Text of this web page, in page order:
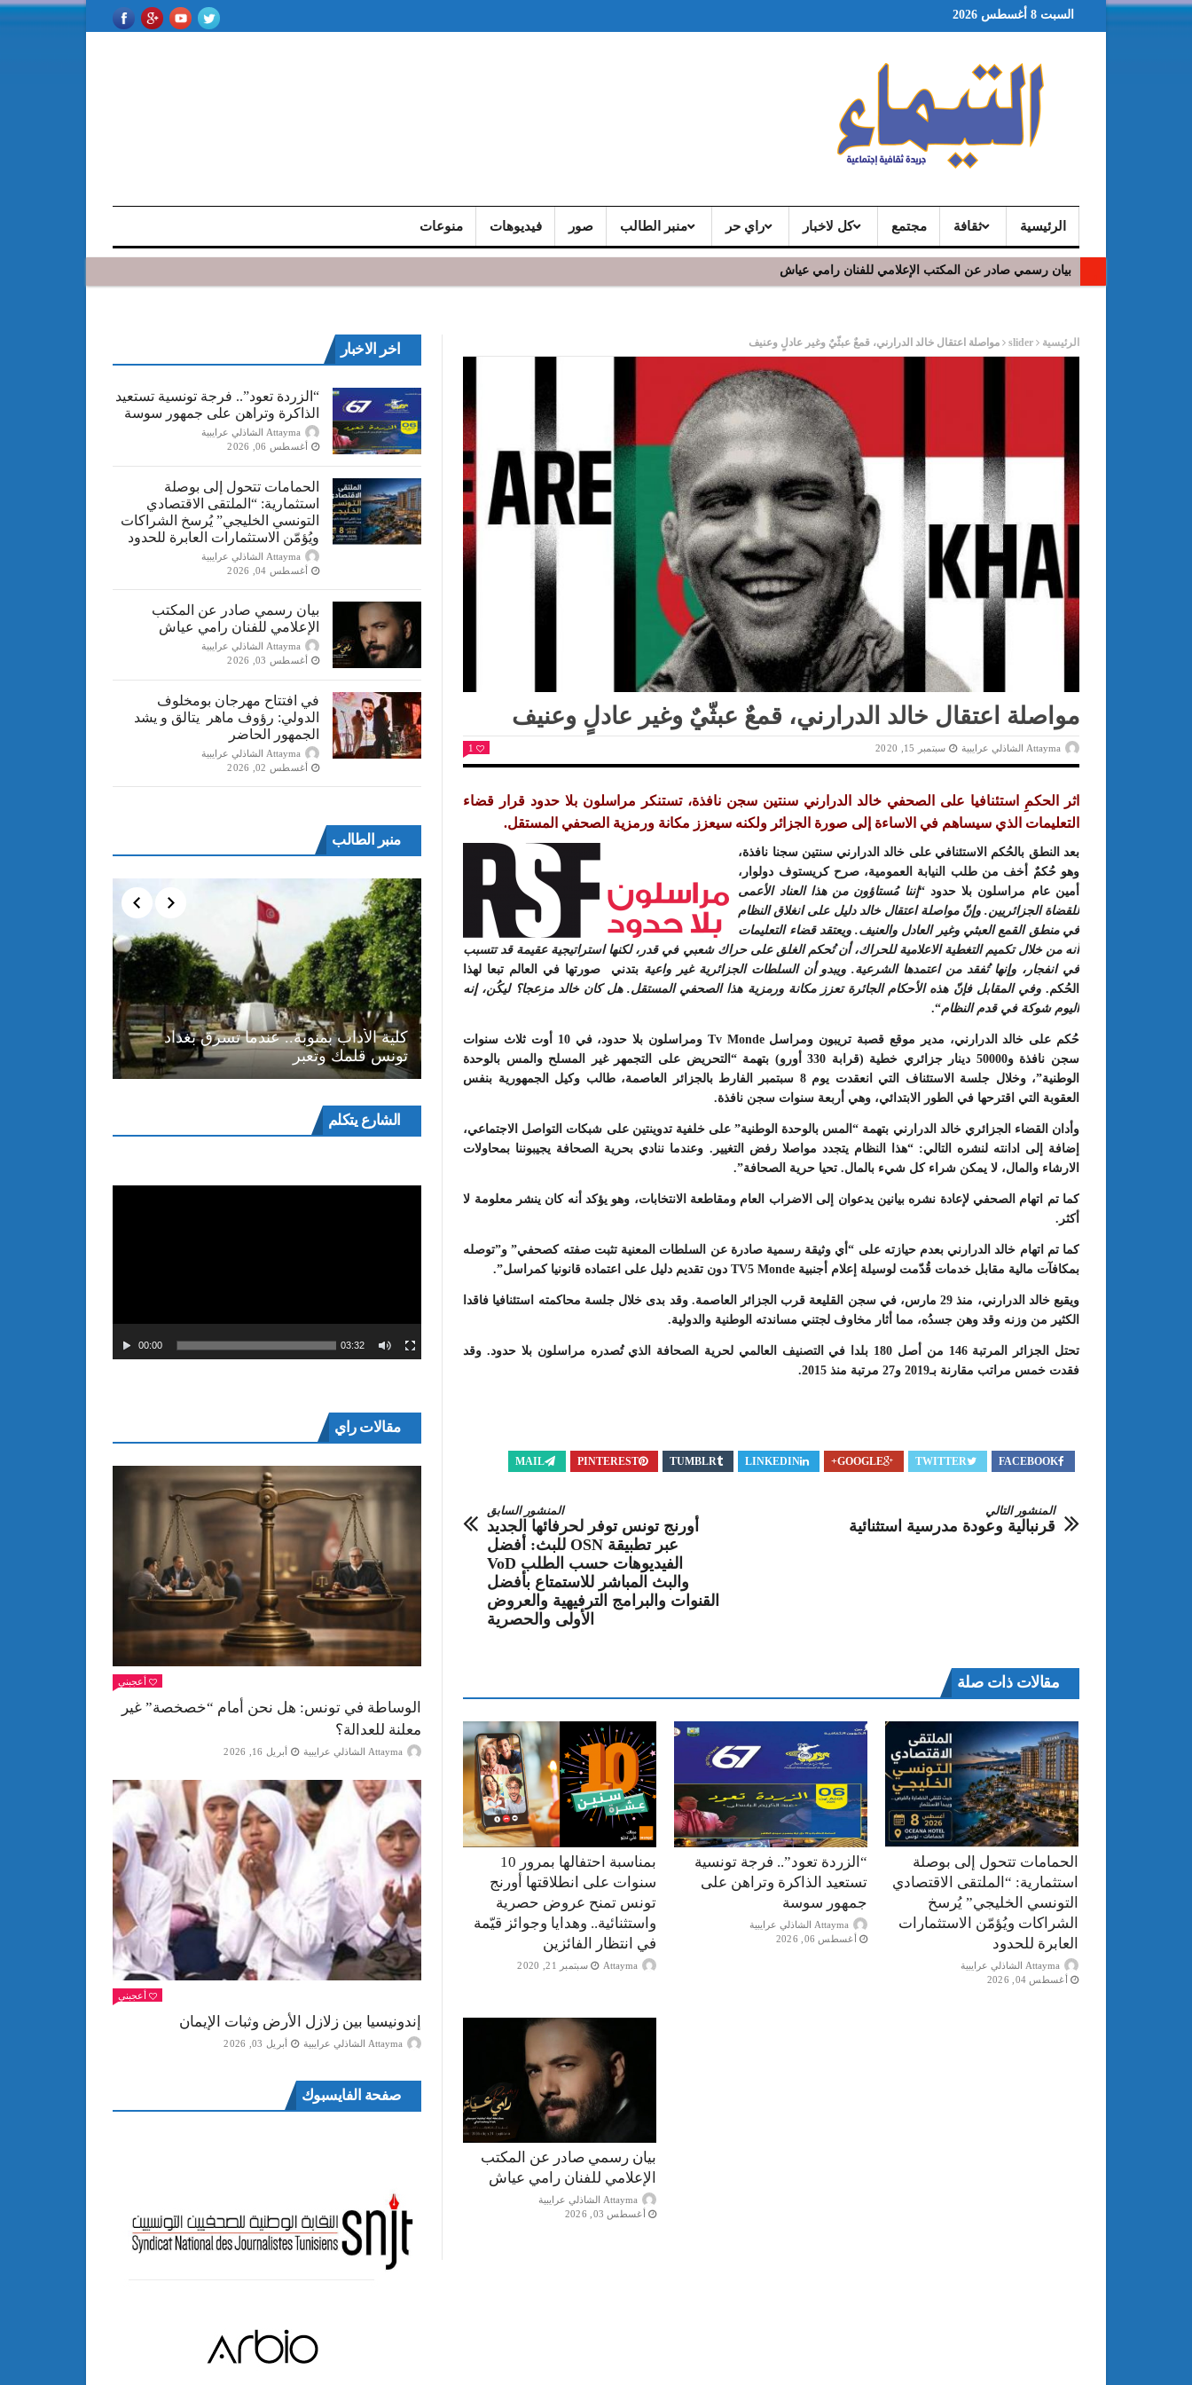
السبت 8 أغسطس 2026
الرئيسية ثقافة مجتمع كل لاخبار راي حر منبر الطالب صور فيديوهات منوعات
بيان رسمي صادر عن المكتب الإعلامي للفنان رامي عياش
الرئيسية slider مواصلة اعتقال خالد الدرارني، قمعٌ عبثّيٌ وغير عادلٍ وعنيف
مواصلة اعتقال خالد الدرارني، قمعٌ عبثّيٌ وغير عادلٍ وعنيف
Attayma الشاذلي عرايبية سبتمبر 15, 2020 1
اثر الحكمِ استئنافيا على الصحفي خالد الدرارني سنتين سجن نافذة، تستنكر مراسلون بلا حدود قرار قضاء
التعليمات الذي سيساهم في الاساءة إلى صورة الجزائر ولكنه سيعزز مكانة ورمزية الصحفي المستقل.
بعد النطق بالحُكم الاستئنافي على خالد الدرارني سنتين سجنا نافذة،
وهو حُكمٌ أخف من طلب النيابة العمومية، صرح كريستوف دولوار،
أمين عام مراسلون بلا حدود “إننا مُستاؤون من هذا العناد الأعمى
للقضاة الجزائريين. وإنّ مواصلة اعتقال خالد دليل على انغلاق النظام
في منطق القمع العبثي وغير العادل والعنيف. ويعتقد قضاء التعليمات
أنه من خلال تكميم التغطية الاعلامية للحراك، أن تُحكم الغلق على حراك شعبي في قدر، لكنها استراتيجية عقيمة قد تتسبب
في انفجار، وإنها تُفقد من اعتمدها الشرعية. ويبدو أن السلطات الجزائرية غير واعيةبتدني صورتها في العالم تبعا لهذا
الحُكم. وفي المقابل فإنّ هذه الأحكام الجائرة تعزز مكانة ورمزية هذا الصحفي المستقل. هل كان خالد مزعجا؟ ليكُن، إنه
اليوم شوكة في قدمالنظام“.
حُكم على خالد الدرارني، مدير موقع قصبة تريبون ومراسل Tv Monde ومراسلون بلا حدود، في 10 أوت ثلاث سنوات
سجن نافذة و50000 دينار جزائري خطية (قرابة 330 أورو) بتهمة “التحريض على التجمهر غير المسلح والمس بالوحدة
الوطنية”، وخلال جلسة الاستئناف التي انعقدت يوم 8 سبتمبر الفارط بالجزائر العاصمة، طالب وكيل الجمهورية بنفس
العقوبة التي اقترحها في الطور الابتدائي، وهي أربعة سنوات سجن نافذة.
وأدان القضاء الجزائري خالد الدرارني بتهمة “المس بالوحدة الوطنية” على خلفية تدوينتين على شبكات التواصل الاجتماعي،
إضافة إلى ادانته لنشره التالي: “هذا النظام يتجدد مواصلا رفض التغيير. وعندما ننادي بحرية الصحافة يجيبوننا بمحاولات
الارشاء والمال، لا يمكن شراء كل شيء بالمال. تحيا حرية الصحافة”.
كما تم اتهام الصحفي لإعادة نشره بيانين يدعوان إلى الاضراب العام ومقاطعة الانتخابات، وهو يؤكد أنه كان ينشر معلومة لا
أكثر.
كما تم اتهام خالد الدرارني بعدم حيازته على “أي وثيقة رسمية صادرة عن السلطات المعنية تثبت صفته كصحفي” و”توصله
بمكافآت مالية مقابل خدمات قُدّمت لوسيلة إعلام أجنبية TV5 Monde دون تقديم دليل على اعتماده قانونيا كمراسل”.
ويقبع خالد الدرارني، منذ 29 مارس، في سجن القليعة قرب الجزائر العاصمة. وقد بدى خلال جلسة محاكمته استئنافيا فاقدا
الكثير من وزنه وقد وهن جسدُه، مما أثار مخاوف لجتني مساندته الوطنية والدولية.
تحتل الجزائر المرتبة 146 من أصل 180 بلدا في التصنيف العالمي لحرية الصحافة الذي تُصدره مراسلون بلا حدود. وقد
فقدت خمس مراتب مقارنة بـ2019 و27 مرتبة منذ 2015.
FACEBOOK
TWITTER
GOOGLE+
LINKEDIN
TUMBLR
PINTEREST
MAIL
المنشور السابق
أورنج تونس توفر لحرفائها الجديد
عبر تطبيقة OSN للبث: أفضل
الفيديوهات حسب الطلب VoD
والبث المباشر للاستمتاع بأفضل
القنوات والبرامج الترفيهية والعروض
الأولى والحصرية
المنشور التالي
قرنبالية وعودة مدرسية استثنائية‎
مقالات ذات صلة
بمناسبة احتفالها بمرور 10
سنوات على انطلاقتها أورنج
تونس تمنح عروض حصرية
واستثنائية.. وهدايا وجوائز قيّمة
في انتظار الفائزين
Attayma سبتمبر 21, 2020
“الزردة تعود”.. فرجة تونسية
تستعيد الذاكرة وتراهن على
جمهور سوسة
Attayma الشاذلي عرايبية
أغسطس 06, 2026
الحمامات تتحول إلى بوصلة
استثمارية: “الملتقى الاقتصادي
التونسي الخليجي” يُرسخ
الشراكات ويُؤمّن الاستثمارات
العابرة للحدود
Attayma الشاذلي عرايبية
أغسطس 04, 2026
بيان رسمي صادر عن المكتب
الإعلامي للفنان رامي عياش
Attayma الشاذلي عرايبية
أغسطس 03, 2026
اخر الاخبار
“الزردة تعود”.. فرجة تونسية تستعيد
الذاكرة وتراهن على جمهور سوسة
Attayma الشاذلي عرايبية
أغسطس 06, 2026
الحمامات تتحول إلى بوصلة
استثمارية: “الملتقى الاقتصادي
التونسي الخليجي” يُرسخ الشراكات
ويُؤمّن الاستثمارات العابرة للحدود
Attayma الشاذلي عرايبية
أغسطس 04, 2026
بيان رسمي صادر عن المكتب
الإعلامي للفنان رامي عياش
Attayma الشاذلي عرايبية
أغسطس 03, 2026
في افتتاح مهرجان بومخلوف
الدولي: رؤوف ماهر يتالق و يشد
الجمهور الحاضر
Attayma الشاذلي عرايبية
أغسطس 02, 2026
منبر الطالب
كلية الأداب بمنوبة.. عندما تسرق بغداد
تونس قلمك وتعبر
المسرح الجامعي يقود رواده إلى الملتقيات
الدولية…التجربة العمانية نموذجا
عبد الستار الخليفي: مهم جدا أن يتواصل
الملتقى الدولي الحسين بوزيان للمسرح
الجامعي بوجودي أو بدونه
الدورة 24 للمعرض الجامعي تحت
إلى التميّز”
الشارع يتكلممشغل
الفيديو
00:00 03:32
مقالات راي
أعجبني
الوساطة في تونس: هل نحن أمام “خصخصة” غير
معلنة للعدالة؟
Attayma الشاذلي عرايبية أبريل 16, 2026
أعجبني
إندونيسيا بين زلازل الأرض وثبات الإيمان
Attayma الشاذلي عرايبية أبريل 03, 2026
صفحة الفايسبوك